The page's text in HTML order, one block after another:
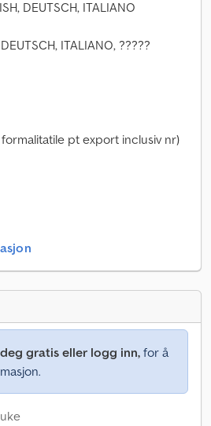
DEUTSCH, ITALIANO
ITALIANO, ?????
pt export inclusiv nr)
gratis eller logg inn, for å